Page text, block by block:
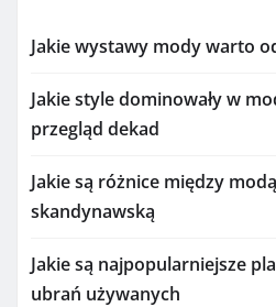
Jakie wystawy mody warto
Jakie style dominowały w
przegląd dekad
Jakie są różnice między
skandynawską
Jakie są najpopularniejsze
ubrań używanych